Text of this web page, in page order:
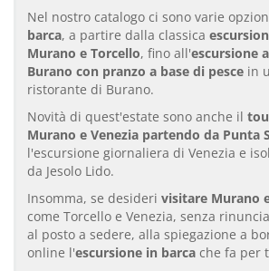
Nel nostro catalogo ci sono varie
barca, a partire dalla classica
Murano e Torcello, fino all'escursione
Burano con pranzo a base di pesce in
ristorante di Burano.
Novità di quest'estate sono anche il
Murano e Venezia partendo da Punta
l'escursione giornaliera di Venezia e
da Jesolo Lido.
Insomma, se desideri visitare Murano
come Torcello e Venezia, senza
al posto a sedere, alla spiegazione a
online l'escursione in barca che fa per